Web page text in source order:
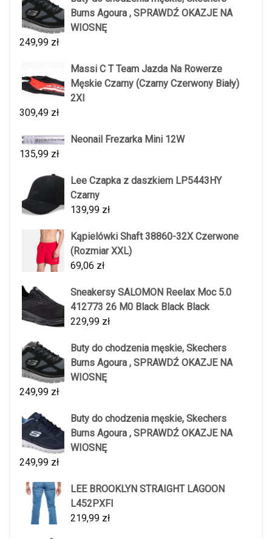
Burns Agoura , SPRAWDŹ OKAZJE NA
WIOSNĘ
249,99 zł
Massi C T Team Jazda Na Rowerze
Męskie Czarny (Czarny Czerwony Biały)
2Xl
309,49 zł
Neonail Frezarka Mini 12W
135,99 zł
Lee Czapka z daszkiem LP5443HY
Czarny
139,99 zł
Kąpielówki Shaft 38860-32X Czerwone
(Rozmiar XXL)
69,06 zł
Sneakersy SALOMON Reelax Moc 5.0
412773 26 M0 Black Black Black
229,99 zł
Buty do chodzenia męskie, Skechers
Burns Agoura , SPRAWDŹ OKAZJE NA
WIOSNĘ
249,99 zł
Buty do chodzenia męskie, Skechers
Burns Agoura , SPRAWDŹ OKAZJE NA
WIOSNĘ
249,99 zł
LEE BROOKLYN STRAIGHT LAGOON
L452PXFI
219,99 zł